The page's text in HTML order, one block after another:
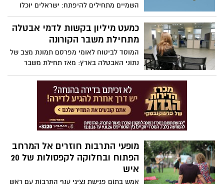
השמיים מתחילים להיפתח: ישראלים יוכלו
לצאת לבולגריה, קרואטיה ויוון ללא חובת
בידוד עם חזרתם לארץ. בוטלה חובת הבידוד
לנכנסים לישראל ממדינות שהוגדרו כ"ירוקות"
כמעט מיליון בקשות לדמי אבטלה
מתחילת משבר הקורונה
המוסד לביטוח לאומי מפרסם תמונת מצב של
נתוני האבטלה בארץ: מאז תחילת משבר
הקורונה הוגשו קרוב למיליון בקשות לדמי
אבטלה, 93% מתוכם אושרו. מאיר שפיגלר,
מנכ"ל הביטוח הלאומי: "הטענה כי המובטלים
מנצלים את דמי האבטלה ואינם רוצים לעבוד
- זו אשליה שמנותקת מהמציאות"
מופעי התרבות חוזרים אל המרחב
הפתוח ובחלוקה לקפסולות של 20
איש
אמש בתום פגישת נציגי ענף התרבות עם ראש